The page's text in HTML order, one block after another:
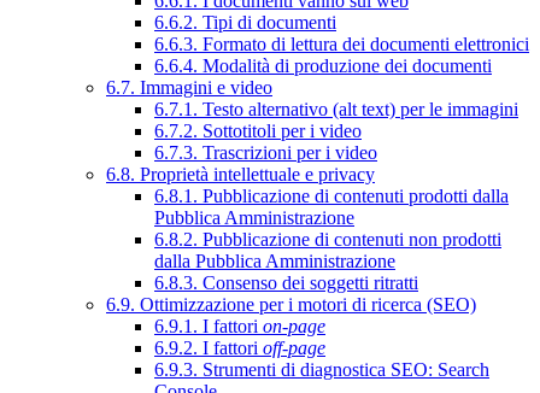
6.6.2. Tipi di documenti
6.6.3. Formato di lettura dei documenti elettronici
6.6.4. Modalità di produzione dei documenti
6.7. Immagini e video
6.7.1. Testo alternativo (alt text) per le immagini
6.7.2. Sottotitoli per i video
6.7.3. Trascrizioni per i video
6.8. Proprietà intellettuale e privacy
6.8.1. Pubblicazione di contenuti prodotti dalla
Pubblica Amministrazione
6.8.2. Pubblicazione di contenuti non prodotti
dalla Pubblica Amministrazione
6.8.3. Consenso dei soggetti ritratti
6.9. Ottimizzazione per i motori di ricerca (SEO)
6.9.1. I fattori on-page
6.9.2. I fattori off-page
6.9.3. Strumenti di diagnostica SEO: Search